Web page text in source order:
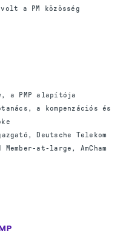
a PM közösség
a PMP alapítója
a kompenzációs és
Deutsche Telekom
at-large, AmCham